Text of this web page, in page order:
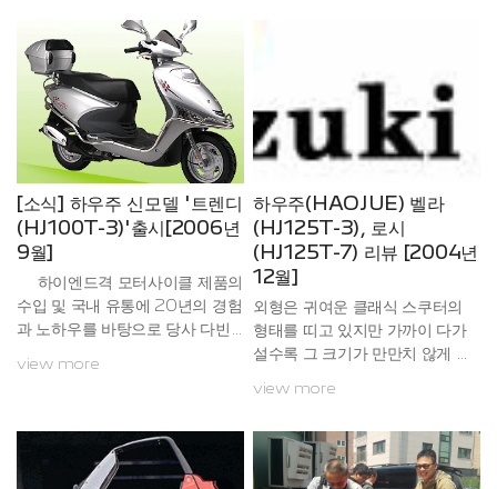
월드 모델을 출품을 하게 되었습
니다. 이번에 대구에서 개최될 국
제모터사이클쇼는 국,내외 유수의
모터사이클사가 모두 출품을 하는
국제적인 규모로써 현재 모터사이
클의 시장 동향 및 전반적인 트렌
드를 느끼실 수 있을 것입니
다. ...
다 만들기 어 려운 것임에 틀림없
다. 그리고 이러한 비즈니스 바이
크의 모든 조건을 만족시키는 하
우주의 트렌디처럼 만들기는 ...
[소식] 하우주 신모델 '트렌디
(HJ100T-3)'출시[2006년
9월]
하이엔드격 모터사이클 제품의
수입 및 국내 유통에 20년의 경험
과 노하우를 바탕으로 당사 다빈
객님의 성원에 힘입어 새롭게 10
사가 이번에 출시 할 100cc급(1
02cc) 트렌디는 이미 기술력으로
view more
하우주(HAOJUE) 벨라
(HJ125T-3), 로시
(HJ125T-7) 리뷰 [2004년
12월]
외형은 귀여운 클래식 스쿠터의
형태를 띠고 있지만 가까이 다가
설수록 그 크기가 만만치 않게 느
엔진을 채용한 벨라는 2인 승차를
다.벨라는 중국의 하오주라는 메
이커에서 생산한 것으로 Made I
view more